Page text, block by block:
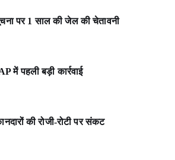
पर 1 साल की जेल की चेतावनी
में पहली बड़ी कार्रवाई
की रोजी-रोटी पर संकट